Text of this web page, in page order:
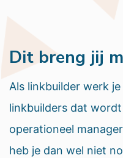
Dit breng jij
Als linkbuilder werk
linkbuilders dat
operationeel
heb je dan wel niet